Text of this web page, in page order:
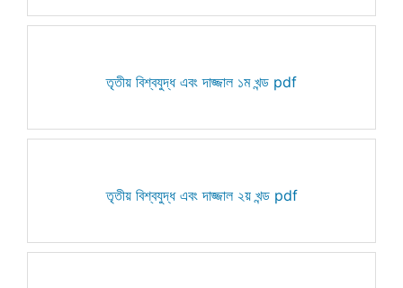
তৃতীয় বিশ্বযুদ্ধ এবং দাজ্জাল ১ম খন্ড pdf
তৃতীয় বিশ্বযুদ্ধ এবং দাজ্জাল ২য় খন্ড pdf